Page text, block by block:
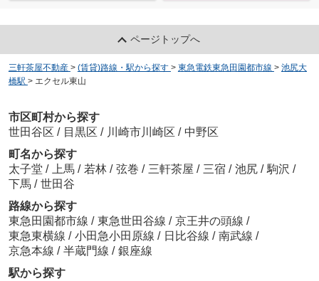
ページトップへ
三軒茶屋不動産 > (賃貸)路線・駅から探す > 東急電鉄東急田園都市線 > 池尻大
橋駅 > エクセル東山
市区町村から探す
世田谷区 / 目黒区 / 川崎市川崎区 / 中野区
町名から探す
太子堂 / 上馬 / 若林 / 弦巻 / 三軒茶屋 / 三宿 / 池尻 / 駒沢 /
下馬 / 世田谷
路線から探す
東急田園都市線 / 東急世田谷線 / 京王井の頭線 /
東急東横線 / 小田急小田原線 / 日比谷線 / 南武線 /
京急本線 / 半蔵門線 / 銀座線
駅から探す